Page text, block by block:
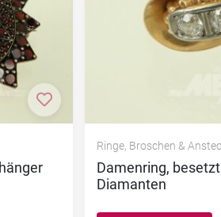
Zur Merkliste hinzufügen
Ringe, Broschen &
Damenring,
Diamanten